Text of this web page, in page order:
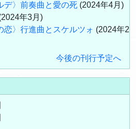
デ〉前奏曲と愛の死 (2024年4月)
年3月)
恋〉行進曲とスケルツォ (2024年2
今後の刊行予定へ